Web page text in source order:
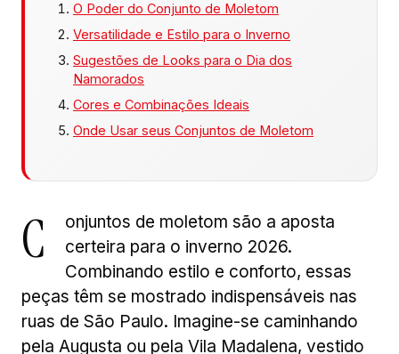
O Poder do Conjunto de Moletom
Versatilidade e Estilo para o Inverno
Sugestões de Looks para o Dia dos
Namorados
Cores e Combinações Ideais
Onde Usar seus Conjuntos de Moletom
C
onjuntos de moletom são a aposta
certeira para o inverno 2026.
Combinando estilo e conforto, essas
peças têm se mostrado indispensáveis nas
ruas de São Paulo. Imagine-se caminhando
pela Augusta ou pela Vila Madalena, vestido